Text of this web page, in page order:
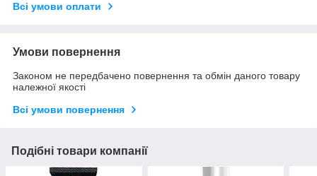
Всі умови оплати
Умови повернення
Законом не передбачено повернення та обмін даного товару
належної якості
Всі умови повернення
Подібні товари компанії